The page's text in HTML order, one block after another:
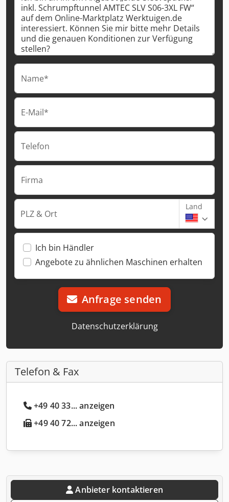
Name*
E-Mail*
Telefon
Firma
PLZ & Ort
Land
Ich bin Händler
Angebote zu ähnlichen Maschinen erhalten
Anfrage senden
Datenschutzerklärung
Telefon & Fax
+49 40 33... anzeigen
+49 40 72... anzeigen
Anbieter kontaktieren